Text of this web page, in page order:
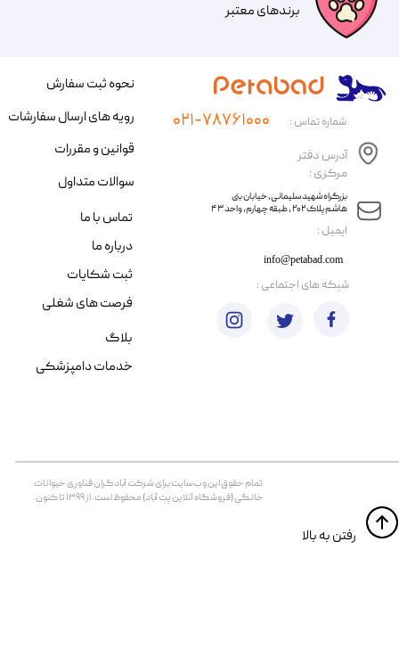
​​برندهای معتبر​​​​​​​
​ایمیل :
آدرس دفتر
مرکزی :
info@petabad.com
​​بزرگراه شهید سلیمانی، خیابان بنی
هاشم پلاک ۲۰۲ ، طبقه چهارم، واحد ۴۳
شماره تماس : ۰۲۱-۷۸۷۶۱۰۰۰
تمام حقوق اين وب‌سايت برای شرکت آبادگران فناوری حیوانات
خانگی (فروشگاه آنلاین پت آباد) محفوظ است. از ۱۳۹۹ تا کنون.
​​رفتن به بالا
نحوه ثبت سفارش
رویه های ارسال سفارشات
قوانین و مقررات
سوالات متداول
تماس با ما
درباره ما
ثبت شکایات
فرصت های شغلی
​شبکه های اجتماعی :
بلاگ
خدمات دامپزشکی